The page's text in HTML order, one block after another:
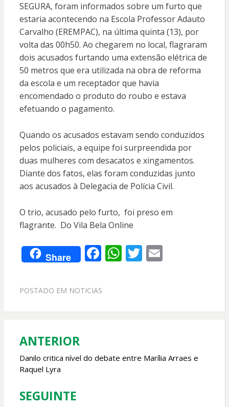
SEGURA, foram informados sobre um furto que
estaria acontecendo na Escola Professor Adauto
Carvalho (EREMPAC), na última quinta (13), por
volta das 00h50. Ao chegarem no local, flagraram
dois acusados furtando uma extensão elétrica de
50 metros que era utilizada na obra de reforma
da escola e um receptador que havia
encomendado o produto do roubo e estava
efetuando o pagamento.
Quando os acusados estavam sendo conduzidos
pelos policiais, a equipe foi surpreendida por
duas mulheres com desacatos e xingamentos.
Diante dos fatos, elas foram conduzidas junto
aos acusados à Delegacia de Polícia Civil.
O trio, acusado pelo furto, foi preso em
flagrante. Do Vila Bela Online
Share F
e
o
k
W
A
p
T E
POSTADO EM NOTICIAS
Navegação
de
Post
ANTERIOR
Danilo critica nível do debate entre Marília Arraes e
Raquel Lyra
SEGUINTE